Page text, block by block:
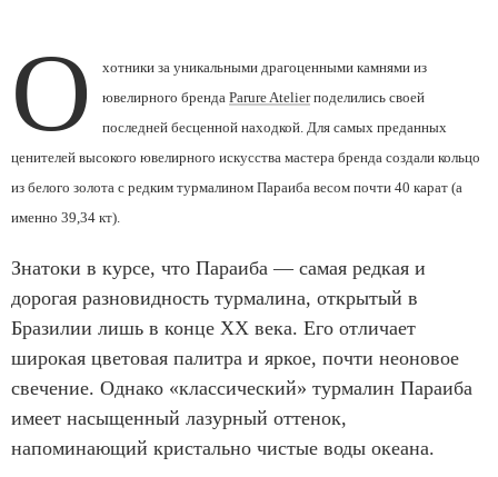
О
хотники за уникальными драгоценными камнями из
ювелирного бренда Parure Atelierподелились своей
последней бесценной находкой. Для самых преданных
ценителей высокого ювелирного искусства мастера бренда создали кольцо
из белого золота с редким турмалином Параиба весом почти 40 карат (а
именно 39,34 кт).
Знатоки в курсе, что Параиба — самая редкая и
дорогая разновидность турмалина, открытый в
Бразилии лишь в конце XX века. Его отличает
широкая цветовая палитра и яркое, почти неоновое
свечение. Однако «классический» турмалин Параиба
имеет насыщенный лазурный оттенок,
напоминающий кристально чистые воды океана.